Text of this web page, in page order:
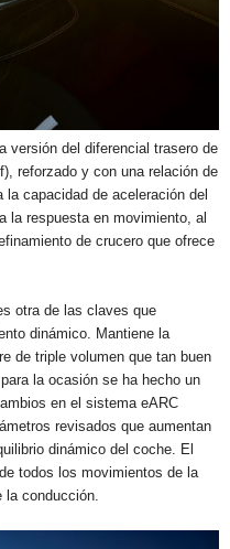
versión del diferencial trasero de
reforzado y con una relación de
capacidad de aceleración del
la respuesta en movimiento, al
de crucero que ofrece
otra de las claves que
dinámico. Mantiene la
de triple volumen que tan buen
la ocasión se ha hecho un
en el sistema eARC
revisados que aumentan
dinámico del coche. El
todos los movimientos de la
conducción.